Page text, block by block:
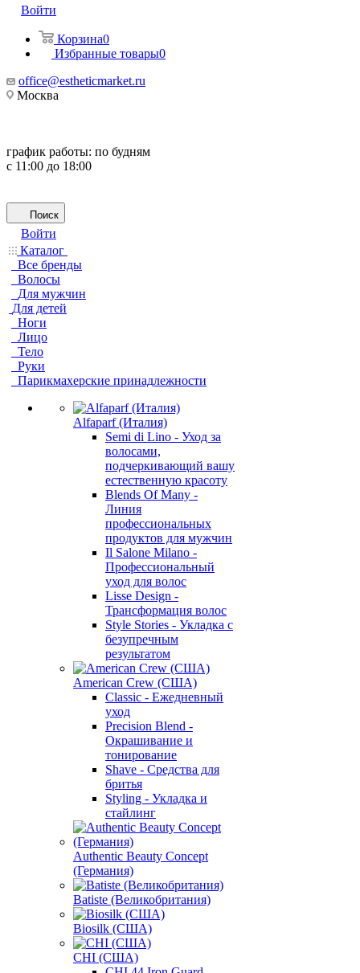
Войти
Корзина0
Избранные товары0
office@estheticmarket.ru
Москва
график работы: по будням
с 11:00 до 18:00
Поиск
Войти
Каталог
Все бренды
Волосы
Для мужчин
Для детей
Ноги
Лицо
Тело
Руки
Парикмахерские принадлежности
Alfaparf (Италия)
Semi di Lino - Уход за
волосами,
подчеркивающий вашу
естественную красоту
Blends Of Many -
Линия
профессиональных
продуктов для мужчин
Il Salone Milano -
Профессиональный
уход для волос
Lisse Design -
Трансформация волос
Style Stories - Укладка с
безупречным
результатом
American Crew (США)
Classic - Ежедневный
уход
Precision Blend -
Окрашивание и
тонирование
Shave - Средства для
бритья
Styling - Укладка и
стайлинг
Authentic Beauty Concept
(Германия)
Batiste (Великобритания)
Biosilk (США)
CHI (США)